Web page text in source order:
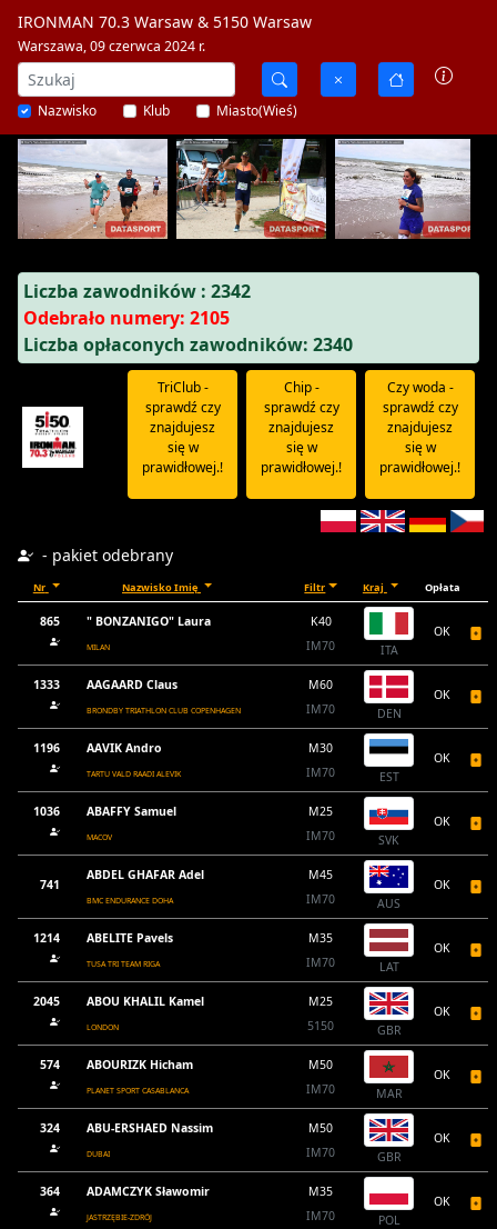
IRONMAN 70.3 Warsaw & 5150 Warsaw
Warszawa, 09 czerwca 2024 r.
Nazwisko Klub Miasto(Wieś)
Liczba zawodników : 2342
Odebrało numery: 2105
Liczba opłaconych zawodników: 2340
TriClub -
sprawdź czy
znajdujesz
się w
prawidłowej.!
Chip -
sprawdź czy
znajdujesz
się w
prawidłowej.!
Czy woda -
sprawdź czy
znajdujesz
się w
prawidłowej.!
- pakiet odebrany
Nr Nazwisko Imię Filtr Kraj Opłata
865 " BONZANIGO" Laura
MILAN
K40
IM70
ITA
OK
1333 AAGAARD Claus
BRONDBY TRIATHLON CLUB COPENHAGEN
M60
IM70
DEN
OK
1196 AAVIK Andro
TARTU VALD RAADI ALEVIK
M30
IM70
EST
OK
1036 ABAFFY Samuel
MACOV
M25
IM70
SVK
OK
741
ABDEL GHAFAR Adel
BMC ENDURANCE DOHA
M45
IM70
AUS
OK
1214 ABELITE Pavels
TUSA TRI TEAM RIGA
M35
IM70
LAT
OK
2045 ABOU KHALIL Kamel
LONDON
M25
5150
GBR
OK
574 ABOURIZK Hicham
PLANET SPORT CASABLANCA
M50
IM70
MAR
OK
324 ABU-ERSHAED Nassim
DUBAI
M50
IM70
GBR
OK
364 ADAMCZYK Sławomir
JASTRZĘBIE-ZDRÓJ
M35
IM70
POL
OK